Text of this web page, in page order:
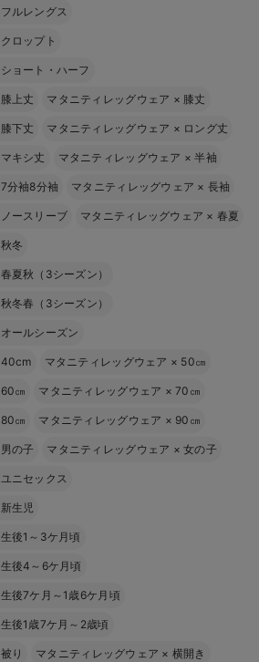
フルレングス
クロップト
ショート・ハーフ
膝上丈 マタニティレッグウェア × 膝丈
膝下丈 マタニティレッグウェア × ロング丈
マキシ丈 マタニティレッグウェア ×半袖
7分袖8分袖 マタニティレッグウェア × 長袖
ノースリーブ マタニティレッグウェア × 春夏
秋冬
春夏秋（3シーズン）
秋冬春（3シーズン）
オールシーズン
40cm マタニティレッグウェア × 50㎝
60㎝ マタニティレッグウェア ×70㎝
80㎝ マタニティレッグウェア × 90㎝
男の子 マタニティレッグウェア ×女の子
ユニセックス
新生児
生後1～3ケ月頃
生後4～6ケ月頃
生後7ケ月～1歳6ケ月頃
生後1歳7ケ月～2歳頃
被り マタニティレッグウェア × 横開き